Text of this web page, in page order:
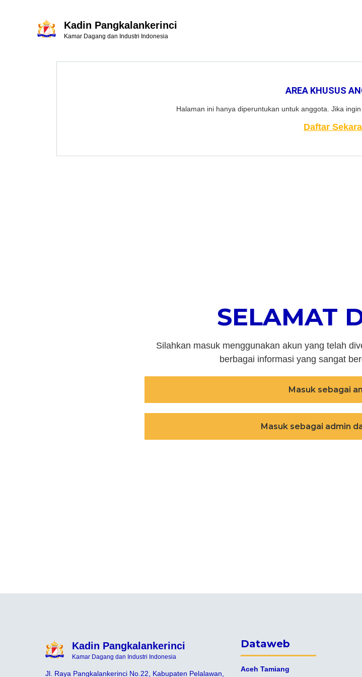
Kadin Pangkalankerinci
Kamar Dagang dan Industri Indonesia
AREA KHUSUS
Halaman ini hanya diperuntukan untuk anggota. Jika
Daftar
SELAMAT
Silahkan masuk menggunakan akun yang telah
berbagai informasi yang sangat
Masuk sebagai
Masuk sebagai admin
Kadin Pangkalankerinci
Kamar Dagang dan Industri Indonesia
Jl. Raya Pangkalankerinci No.22, Kabupaten Pelalawan,
Dataweb
Aceh Tamiang